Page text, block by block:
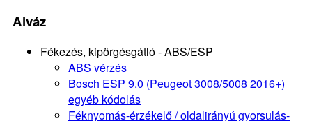
Alváz
Fékezés, kipörgésgátló - ABS/ESP
ABS vérzés
Bosch ESP 9.0 (Peugeot 3008/5008 2016+)
egyéb kódolás
Féknyomás-érzékelő / oldalirányú gyorsulás-